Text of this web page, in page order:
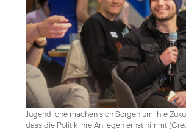
Jugendliche machen sich Sorgen um ihre
dass die Politik ihre Anliegen ernst nimmt (